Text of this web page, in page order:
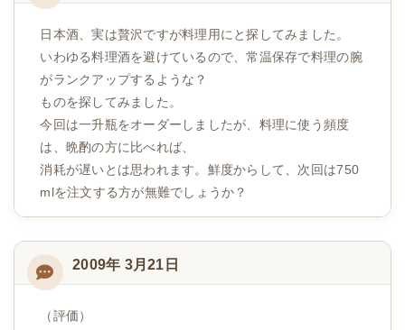
日本酒、実は贅沢ですが料理用にと探してみました。
いわゆる料理酒を避けているので、常温保存で料理の腕
がランクアップするような？
ものを探してみました。
今回は一升瓶をオーダーしましたが、料理に使う頻度
は、晩酌の方に比べれば、
消耗が遅いとは思われます。鮮度からして、次回は750
mlを注文する方が無難でしょうか？
2009年 3月21日
（評価）